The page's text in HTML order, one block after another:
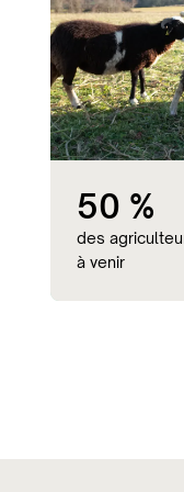
50 %
des
à venir